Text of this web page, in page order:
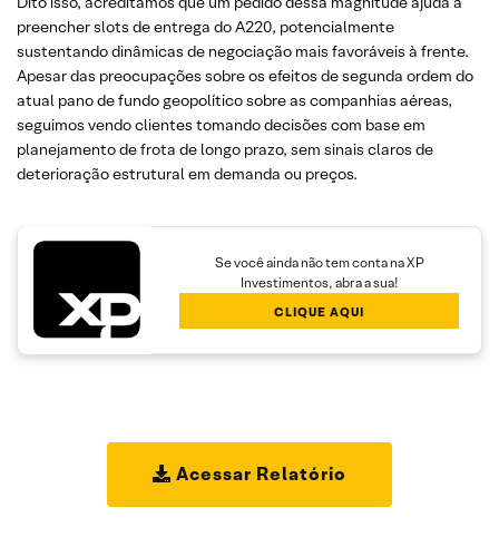
preencher slots de entrega do A220, potencialmente
sustentando dinâmicas de negociação mais favoráveis à frente.
Apesar das preocupações sobre os efeitos de segunda ordem do
atual pano de fundo geopolítico sobre as companhias aéreas,
seguimos vendo clientes tomando decisões com base em
planejamento de frota de longo prazo, sem sinais claros de
deterioração estrutural em demanda ou preços.
Se você ainda não tem conta na XP
Investimentos, abra a sua!
CLIQUE AQUI
Acessar Relatório